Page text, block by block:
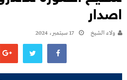
اصدار
ولاء الشيخ 17 سبتمبر، 2024